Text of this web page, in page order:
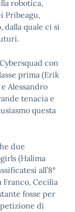
robotica,
Pribeagu,
dalla quale ci si
con
prima (Erik
Alessandro
tenacia e
questa
due
(Halima
all’8°
Franco, Cecilia
fosse per
di